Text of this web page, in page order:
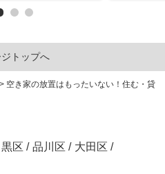
トップへ
> 空き家の放置はもったいない！住む・貸
黒区 / 品川区 / 大田区 /